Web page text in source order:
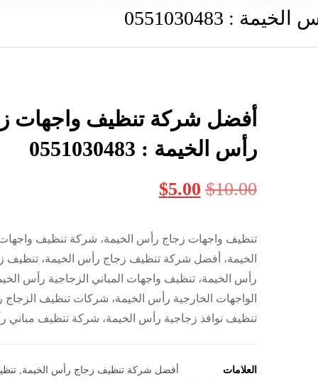
0551030483
أفضل شركة تنظيف واجهات
رأس الخيمة : 0551030483
$10.00
$5.00
تنظيف واجهات زجاج رأس الخيمة، شركة تنظيف
الخيمة، أفضل شركة تنظيف زجاج رأس الخيمة، تنظيف
رأس الخيمة، تنظيف واجهات المباني الزجاجية رأس
الواجهات الخارجية رأس الخيمة، شركات تنظيف الزجاج
تنظيف نوافذ زجاجية رأس الخيمة، شركة تنظيف مباني
العلامات أفضل شركة تنظيف زجاج رأس الخيمة ,